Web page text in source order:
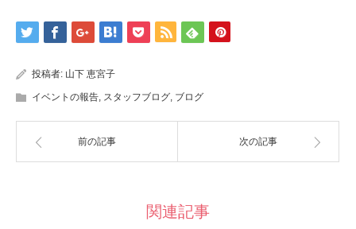
投稿者: 山下 恵宮子
イベントの報告 スタッフブログ ブログ
前の記事 次の記事
関連記事